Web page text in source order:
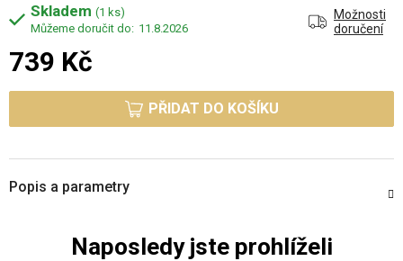
Skladem (1 ks)
11.8.2026
Možnosti
doručení
739 Kč
PŘIDAT DO KOŠÍKU
Popis a parametry
Naposledy jste prohlíželi